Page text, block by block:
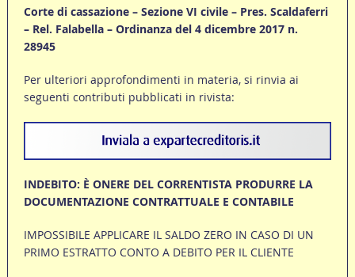
Corte di cassazione – Sezione VI civile – Pres. Scaldaferri
– Rel. Falabella – Ordinanza del 4 dicembre 2017 n.
28945
Per ulteriori approfondimenti in materia, si rinvia ai
seguenti contributi pubblicati in rivista:
INDEBITO: È ONERE DEL CORRENTISTA PRODURRE LA
DOCUMENTAZIONE CONTRATTUALE E CONTABILE
IMPOSSIBILE APPLICARE IL SALDO ZERO IN CASO DI UN
PRIMO ESTRATTO CONTO A DEBITO PER IL CLIENTE